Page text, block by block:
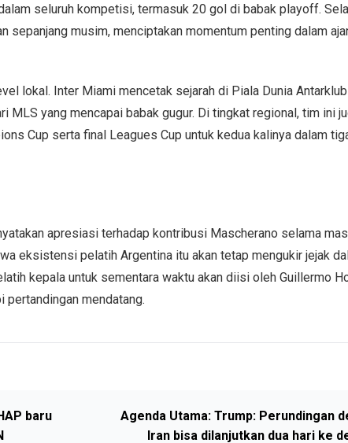
seluruh kompetisi, termasuk 20 gol di babak playoff.
sepanjang musim, menciptakan momentum penting dalam
lokal. Inter Miami mencetak sejarah di Piala Dunia
MLS yang mencapai babak gugur. Di tingkat regional, tim ini
Cup serta final Leagues Cup untuk kedua kalinya dalam
apresiasi terhadap kontribusi Mascherano selama
eksistensi pelatih Argentina itu akan tetap mengukir jejak
kepala untuk sementara waktu akan diisi oleh Guillermo
pertandingan mendatang.
baru
Agenda Utama: Trump: Perundingan
Iran bisa dilanjutkan dua hari ke